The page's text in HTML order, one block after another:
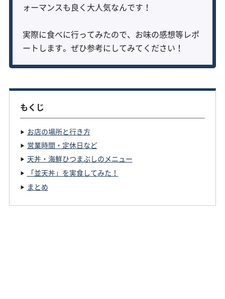
ォーマンスも良く大人気なんです！
実際に食べに行ってみたので、お味の感想等レポ
ートします。ぜひ参考にしてみてください！
もくじ
お店の場所と行き方
営業時間・定休日など
天丼・海鮮ひつまぶしのメニュー
「並天丼」を実食してみた！
まとめ